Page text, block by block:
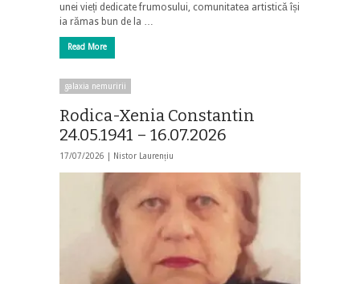
unei vieți dedicate frumosului, comunitatea artistică își
ia rămas bun de la …
Read More
galaxia nemuririi
Rodica-Xenia Constantin
24.05.1941 – 16.07.2026
17/07/2026 | Nistor Laurențiu